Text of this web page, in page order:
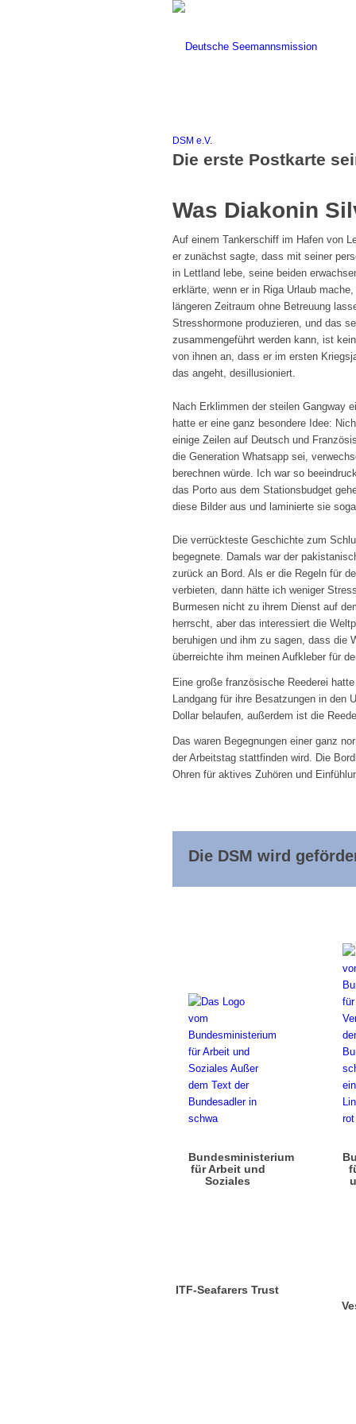
DSM e.V.
Die erste Postkarte
Was Diakonin
Auf einem Tankerschiff im Hafen von
er zunächst sagte, dass mit seiner
in Lettland lebe, seine beiden
erklärte, wenn er in Riga Urlaub
längeren Zeitraum ohne Betreuung
Stresshormone produzieren, und das
zusammengeführt werden kann, ist
von ihnen an, dass er im ersten
das angeht, desillusioniert.
Nach Erklimmen der steilen Gangway
hatte er eine ganz besondere Idee:
einige Zeilen auf Deutsch und
die Generation Whatsapp sei,
berechnen würde. Ich war so
das Porto aus dem Stationsbudget
diese Bilder aus und laminierte sie
Die verrückteste Geschichte zum
begegnete. Damals war der
zurück an Bord. Als er die Regeln für
verbieten, dann hätte ich weniger
Burmesen nicht zu ihrem Dienst auf
herrscht, aber das interessiert die
beruhigen und ihm zu sagen, dass die
überreichte ihm meinen Aufkleber für
Eine große französische Reederei
Landgang für ihre Besatzungen in den
Dollar belaufen, außerdem ist die
Das waren Begegnungen einer ganz
der Arbeitstag stattfinden wird. Die
Ohren für aktives Zuhören und
Die DSM wird
Bundesministerium
für Arbeit und
Soziales
ITF-Seafarers Trust